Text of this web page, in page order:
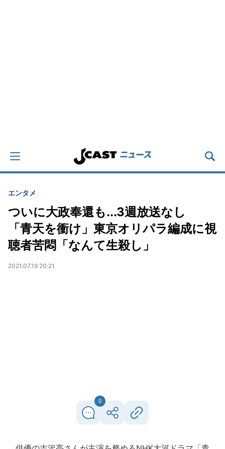
エンタメ
ついに大政奉還も...3週放送なし
「青天を衝け」東京オリパラ編成に視
聴者苦悶「なんて生殺し」
2021.07.19 20:21
0